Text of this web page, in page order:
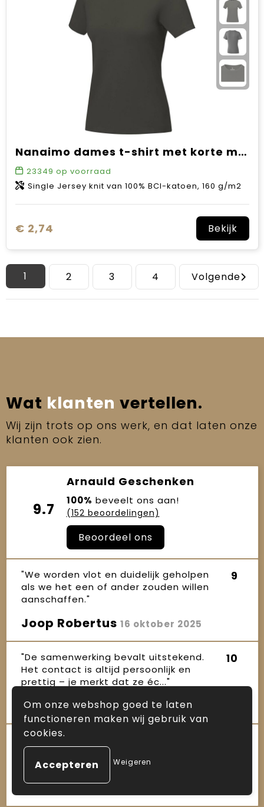
Nanaimo dames t-shirt met korte mouwen
23349 op voorraad
Single Jersey knit van 100% BCI-katoen, 160 g/m2
€ 2,74 Bekijk
1 2 3 4 Volgende
Wat klanten vertellen.
Wij zijn trots op ons werk, en dat laten onze
klanten ook zien.
9.7
Arnauld Geschenken
100% beveelt ons aan!
(152 beoordelingen)
Beoordeel ons
"We worden vlot en duidelijk geholpen
als we het een of ander zouden willen
aanschaffen."
9
Joop Robertus 16 oktober 2025
"De samenwerking bevalt uitstekend.
Het contact is altijd persoonlijk en
prettig – je merkt dat ze éc..."
10
Janet16 oktober 2025
"Sinds enkele jaren maken wij gebruik
van de diensten van Arnauld, zowel
voor kerstpakketten als ande..."
Ineke
Om onze webshop goed te laten
functioneren maken wij gebruik van
cookies.
Weigeren